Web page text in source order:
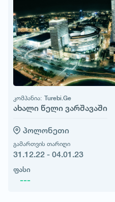
კომპანია: Turebi.Ge
ახალი წელი ვარშავაში
პოლონეთი
გამართვის თარიღი
31.12.22 - 04.01.23
ფასი
---